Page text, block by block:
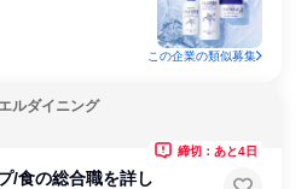
この企業の類似募集
ルダイニング
/食の総合職を詳し
締切：あと4日